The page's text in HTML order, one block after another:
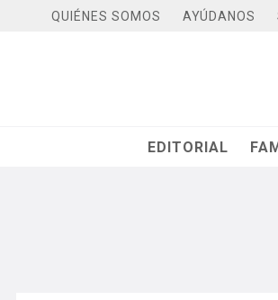
QUIÉNES SOMOS AYÚDANOS
EDITORIAL